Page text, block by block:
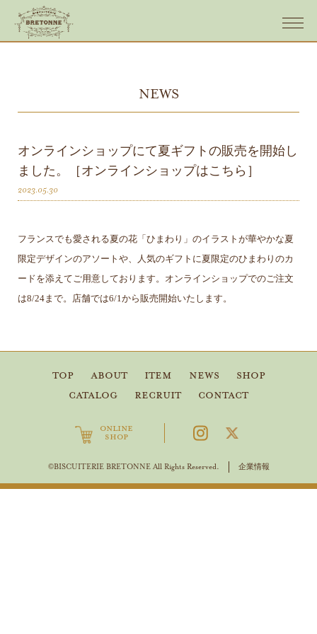
NEWS
オンラインショップにて夏ギフトの販売を開始し
ました。［オンラインショップはこちら］
2023.05.30
フランスでも愛される夏の花「ひまわり」のイラストが華やかな夏
限定デザインのアソートや、人気のギフトに夏限定のひまわりのカ
ードを添えてご用意しております。オンラインショップでのご注文
は8/24まで。店舗では6/1から販売開始いたします。
TOP ABOUT ITEM NEWS
SHOP
CATALOG
RECRUIT CONTACT
ONLINE
SHOP
©BISCUITERIE BRETONNE All Rights Reserved. 企業情報